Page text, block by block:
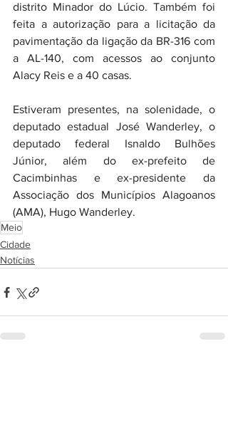
distrito Minador do Lúcio. Também foi
feita a autorização para a licitação da
pavimentação da ligação da BR-316 com
a AL-140, com acessos ao conjunto
Alacy Reis e a 40 casas.
Estiveram presentes, na solenidade, o
deputado estadual José Wanderley, o
deputado federal Isnaldo Bulhões
Júnior, além do ex-prefeito de
Cacimbinhas e ex-presidente da
Associação dos Municípios Alagoanos
(AMA), Hugo Wanderley.
Meio
Cidade
Notícias